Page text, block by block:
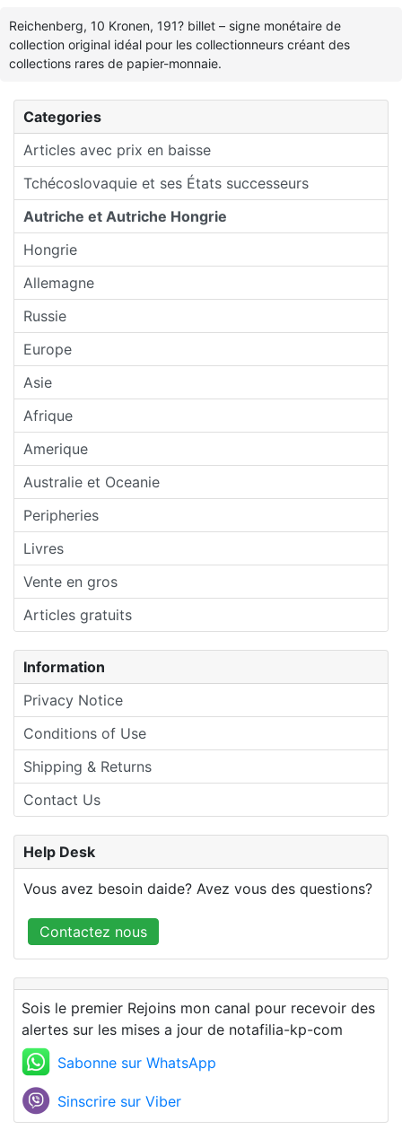
Categories
Articles avec prix en baisse
Tchécoslovaquie et ses États successeurs
Autriche et Autriche Hongrie
Hongrie
Allemagne
Russie
Europe
Asie
Afrique
Amerique
Australie et Oceanie
Peripheries
Livres
Vente en gros
Articles gratuits
Information
Privacy Notice
Conditions of Use
Shipping & Returns
Contact Us
Reichenberg, 10 Kronen, 191? billet – signe monétaire de
collection original idéal pour les collectionneurs créant des
collections rares de papier-monnaie.
Help Desk
Vous avez besoin daide? Avez vous des questions?
Contactez nous
Sois le premier Rejoins mon canal pour recevoir des
alertes sur les mises a jour de notafilia-kp-com
Sabonne sur WhatsApp
Sinscrire sur Viber